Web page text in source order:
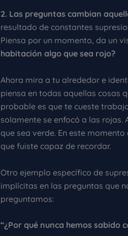
2. Las preguntas cambian
resultado de constantes
Piensa por un momento, da un
habitación algo que sea rojo?
Ahora mira a tu alrededor e
piensa en todas aquellas cosas
probable es que te cueste
solamente se enfocó a las
que sea verde. En este
que fuiste capaz de recordar.
Otro ejemplo específico de
implícitas en las preguntas que
preguntamos:
“¿Por qué nunca hemos sabido